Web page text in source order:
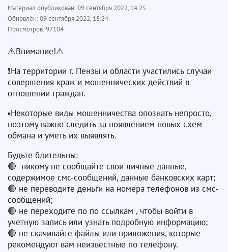
Материал опубликован:09 сентября 2022, 14:25
Обновлён:09 сентября 2022, 15:24
Просмотров:97104
⚠️Внимание!⚠️
❗️На территории г. Пензы и области участились случаи
совершения краж и мошеннических действий в
отношении граждан.
▪️Некоторые виды мошенничества опознать непросто,
поэтому важно следить за появлением новых схем
обмана и уметь их выявлять.
Будьте бдительны:
🔴 никому не сообщайте свои личные данные,
содержимое смс-сообщений, данные банковских карт;
🔴 не переводите деньги на номера телефонов из смс-
сообщений;
🔴 не переходите по по ссылкам , чтобы войти в
учетную запись или узнать подробную информацию;
🔴 не скачивайте файлы или приложения, которые
рекомендуют вам неизвестные по телефону.